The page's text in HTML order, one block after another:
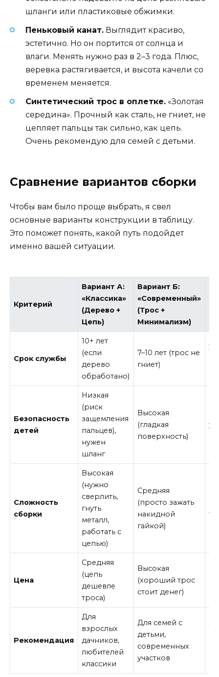
шланги или пластиковые обжимки.
Пеньковый канат. Выглядит красиво,
эстетично. Но он портится от солнца и
влаги. Менять нужно раз в 2–3 года. Плюс,
веревка растягивается, и высота качели со
временем меняется.
Синтетический трос в оплетке. «Золотая
середина». Прочный как сталь, не гниет, не
цепляет пальцы так сильно, как цепь.
Очень рекомендую для семей с детьми.
Сравнение вариантов сборки
Чтобы вам было проще выбрать, я свел
основные варианты конструкции в таблицу.
Это поможет понять, какой путь подойдет
именно вашей ситуации.
Критерий
Вариант А:
«Классика»
(Дерево +
Цепь)
Вариант Б:
«Современный»
(Трос +
Минимализм)
Срок службы
10+ лет
(если
дерево
обработано)
7–10 лет (трос не
гниет)
Безопасность
детей
Низкая
(риск
защемления
пальцев),
нужен
шланг
Высокая
(гладкая
поверхность)
Сложность
сборки
Высокая
(нужно
сверлить,
гнуть
металл,
работать с
цепью)
Средняя
(просто зажать
накидной
гайкой)
Цена
Средняя
(цепь
дешевле
троса)
Высокая
(хороший трос
стоит денег)
Рекомендация
Для
взрослых
дачников,
любителей
классики
Для семей с
детьми,
современных
участков